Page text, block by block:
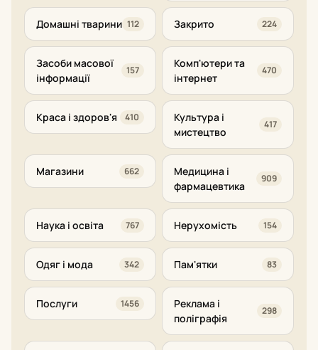
Домашні тварини 112 Закрито 224
Засоби масової
інформації
157
Комп'ютери та
інтернет
470
Краса і здоров'я 410
Культура і
мистецтво
417
Магазини 662
Медицина і
фармацевтика
909
Наука і освіта 767 Нерухомість 154
Одяг і мода 342 Пам'ятки 83
Послуги 1456
Реклама і
поліграфія
298